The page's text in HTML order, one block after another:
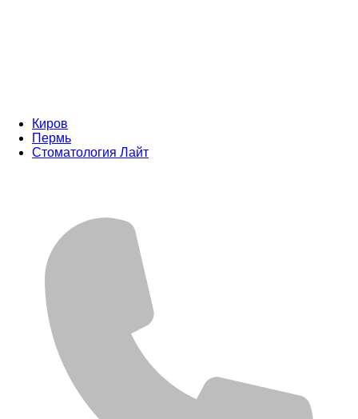
Киров
Пермь
Стоматология Лайт